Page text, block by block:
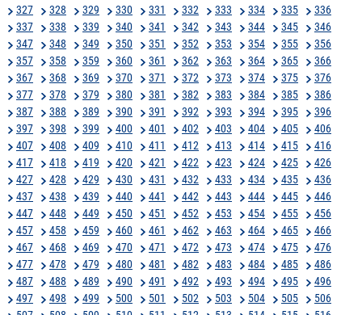
327
328 329 330 331 332 333 334 335
336
337
338 339 340 341 342 343 344 345
346
347
348 349 350 351 352 353 354 355
356
357
358 359 360 361 362 363 364 365
366
367
368 369 370 371 372 373 374 375
376
377
378 379 380 381 382 383 384 385
386
387
388 389 390 391 392 393 394 395
396
397
398 399 400 401 402 403 404 405
406
407
408 409 410 411 412 413 414 415
416
417
418 419 420 421 422 423 424 425
426
427
428 429 430 431 432 433 434 435
436
437
438 439 440 441 442 443 444 445
446
447
448 449 450 451 452 453 454 455
456
457
458 459 460 461 462 463 464 465
466
467
468 469 470 471 472 473 474 475
476
477
478 479 480 481 482 483 484 485
486
487
488 489 490 491 492 493 494 495
496
497
498 499 500 501 502 503 504 505
506